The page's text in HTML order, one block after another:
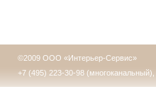
©2009 ООО «Интерьер-Сервис»
+7 (495) 223-30-98 (многоканальный),